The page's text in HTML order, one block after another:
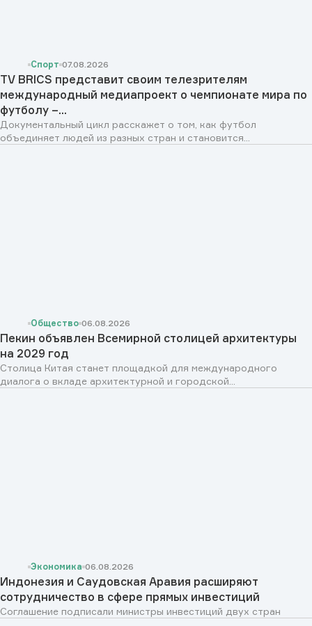
Спорт 07.08.2026
TV BRICS представит своим телезрителям
международный медиапроект о чемпионате мира по
футболу –...
Документальный цикл расскажет о том, как футбол
объединяет людей из разных стран и становится...
Общество 06.08.2026
Пекин объявлен Всемирной столицей архитектуры
на 2029 год
Столица Китая станет площадкой для международного
диалога о вкладе архитектурной и городской...
Экономика 06.08.2026
Индонезия и Саудовская Аравия расширяют
сотрудничество в сфере прямых инвестиций
Соглашение подписали министры инвестиций двух стран